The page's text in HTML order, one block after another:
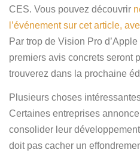
Deutsch
日本語
CES. Vous pouvez découvrir
l’événement sur cet article,
Par trop de Vision Pro d’Apple
premiers avis concrets seront
trouverez dans la prochaine
Plusieurs choses
Certaines entreprises
consolider leur
doit pas cacher un